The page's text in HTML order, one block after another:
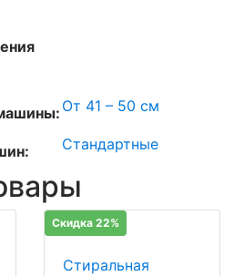
От 41 – 50 см
Стандартные
Скидка 22%
Стиральная